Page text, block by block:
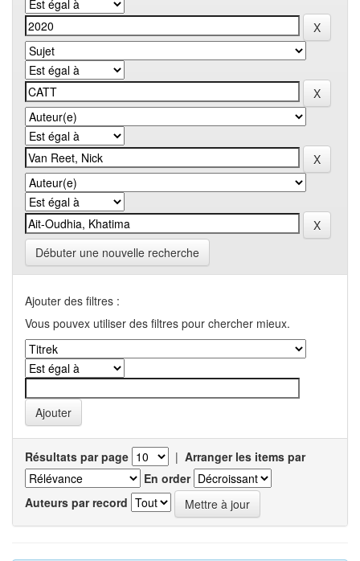
Débuter une nouvelle recherche
Ajouter des filtres :
Vous pouvex utiliser des filtres pour chercher mieux.
Résultats par page | Arranger les items par
En order
Auteurs par record